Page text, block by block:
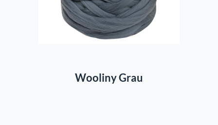
In den Warenkorb
Wooliny Grau